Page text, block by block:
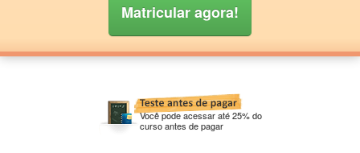
Matricular agora!
Você pode acessar até 25% do
curso antes de pagar